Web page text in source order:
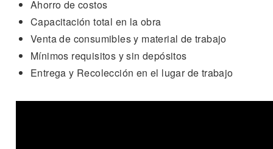
Ahorro de costos
Capacitación total en la obra
Venta de consumibles y material de trabajo
Mínimos requisitos y sin depósitos
Entrega y Recolección en el lugar de trabajo